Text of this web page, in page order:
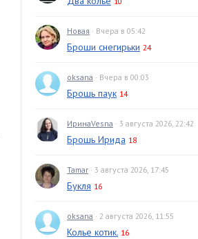
Новая · Вчера в 05:42
Броши снегирьки 24
oksana · Вчера в 00:03
Брошь паук 14
ИринаVesna · 3 августа 2026, 22:42
Брошь Ирида 18
Tamar · 3 августа 2026, 17:45
Букля 16
oksana · 2 августа 2026, 11:55
Колье котик. 16